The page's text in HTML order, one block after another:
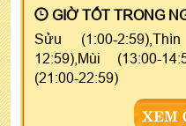
GIỜ TỐT TRONG
Sửu (1:00-
12:59),Mùi (13:00-
(21:00-22:59)
XEM